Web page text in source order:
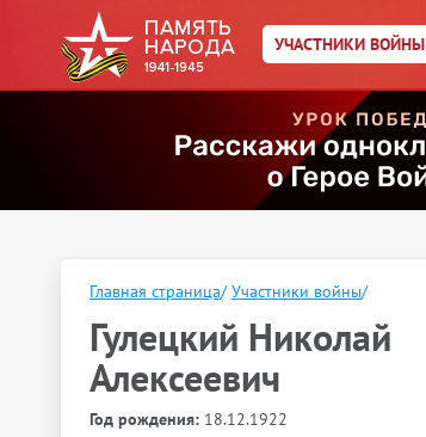
УЧАСТНИКИ ВОЙНЫ
Главная страница/ Участники войны/
Гулецкий Николай
Алексеевич
Год рождения: 18.12.1922